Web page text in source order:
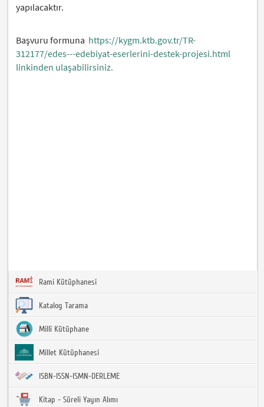
yapılacaktır.
Başvuru formuna https://kygm.ktb.gov.tr/TR-
312177/edes---edebiyat-eserlerini-destek-projesi.html
linkinden ulaşabilirsiniz.
Rami Kütüphanesi
Katalog Tarama
Millî Kütüphane
Millet Kütüphanesi
ISBN-ISSN-ISMN-DERLEME
Kitap - Süreli Yayın Alımı